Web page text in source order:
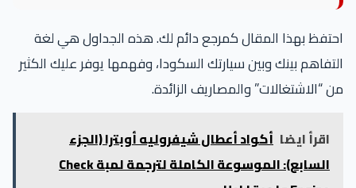
احتفظ بهذا المقال كمرجع دائم لك. هذه الجداول هي لغة
التفاهم بينك وبين سيارتك السكودا، وفهمها يوفر عليك الكثير
من “الاشتغالات” والمصاريف الزائدة.
اقرأ ايضا أكواد أعطال شيفروليه أوبترا (الجزء
السابع): الموسوعة الكاملة لترجمة لمبة Check